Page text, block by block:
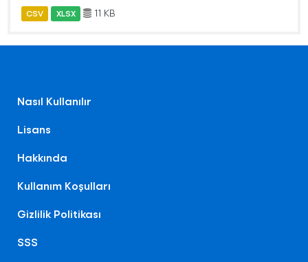
CSV XLSX 11 KB
Nasıl Kullanılır
Lisans
Hakkında
Kullanım Koşulları
Gizlilik Politikası
SSS